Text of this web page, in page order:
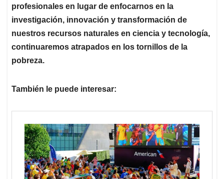
profesionales en lugar de enfocarnos en la
investigación, innovación y transformación de
nuestros recursos naturales en ciencia y tecnología,
continuaremos atrapados en los tornillos de la
pobreza.
También le puede interesar: